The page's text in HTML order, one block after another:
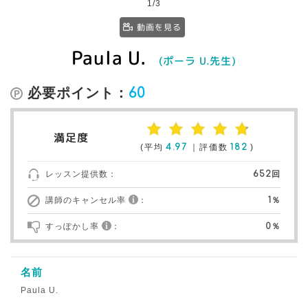
1/3
動画を見る
Paula U. (ポーラ U.先生)
必要ポイント： 60
満足度
(平均 4.97 ｜評価数 182 )
レッスン提供数： 652回
講師のキャンセル率 ： 1％
すっぽかし率 ： 0％
名前
Paula U.